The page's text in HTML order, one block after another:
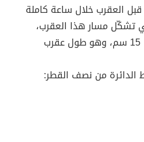
العقرب خلال ساعة كاملة
تشكّل مسار هذا العقرب،
والتي يبلغ نصف قطرها 15 سم، وهو طول عقرب
الدائرة من نصف القطر: